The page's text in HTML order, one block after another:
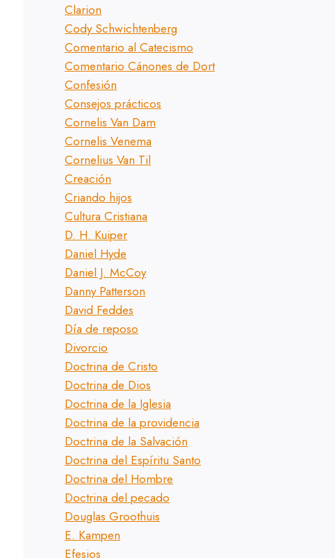
Clarion
Cody Schwichtenberg
Comentario al Catecismo
Comentario Cánones de Dort
Confesión
Consejos prácticos
Cornelis Van Dam
Cornelis Venema
Cornelius Van Til
Creación
Criando hijos
Cultura Cristiana
D. H. Kuiper
Daniel Hyde
Daniel J. McCoy
Danny Patterson
David Feddes
Día de reposo
Divorcio
Doctrina de Cristo
Doctrina de Dios
Doctrina de la Iglesia
Doctrina de la providencia
Doctrina de la Salvación
Doctrina del Espíritu Santo
Doctrina del Hombre
Doctrina del pecado
Douglas Groothuis
E. Kampen
Efesios